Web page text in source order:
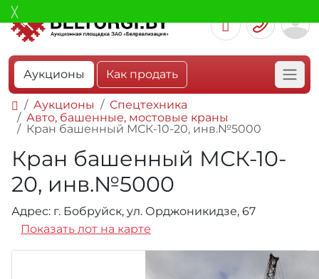
Аукционы Как продать
Аукционы
Спецтехника
Авто, башенные, мостовые краны
Кран башенный МСК-10-20, инв.№5000
Кран башенный МСК-10-
20, инв.№5000
Адрес: г. Бобруйск, ул. Орджоникидзе, 67
Показать лот на карте